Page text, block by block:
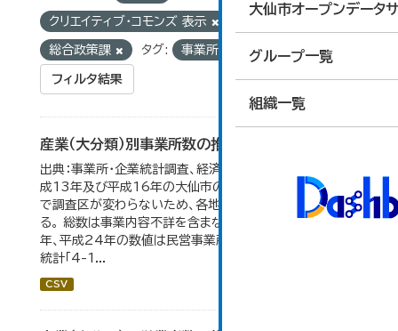
大仙市オープンデータ
グループ一覧
組織一覧
クリエイティブ・コモンズ 表示
総合政策課 タグ: 事業所-企業統計調査
フィルタ結果
産業（大分類）別事業所数の推移
出典：事業所・企業統計調査、経済センサス。 平成11年、平
成13年及び平成16年の大仙市の数値は、合併前、合併後
で調査区が変わらないため、各地域の数値を合算してい
る。 総数は事業内容不詳を含まない。平成11年、平成16
年、平成24年の数値は民営事業所のみの数値。 大仙市の
統計「4-1...
CSV